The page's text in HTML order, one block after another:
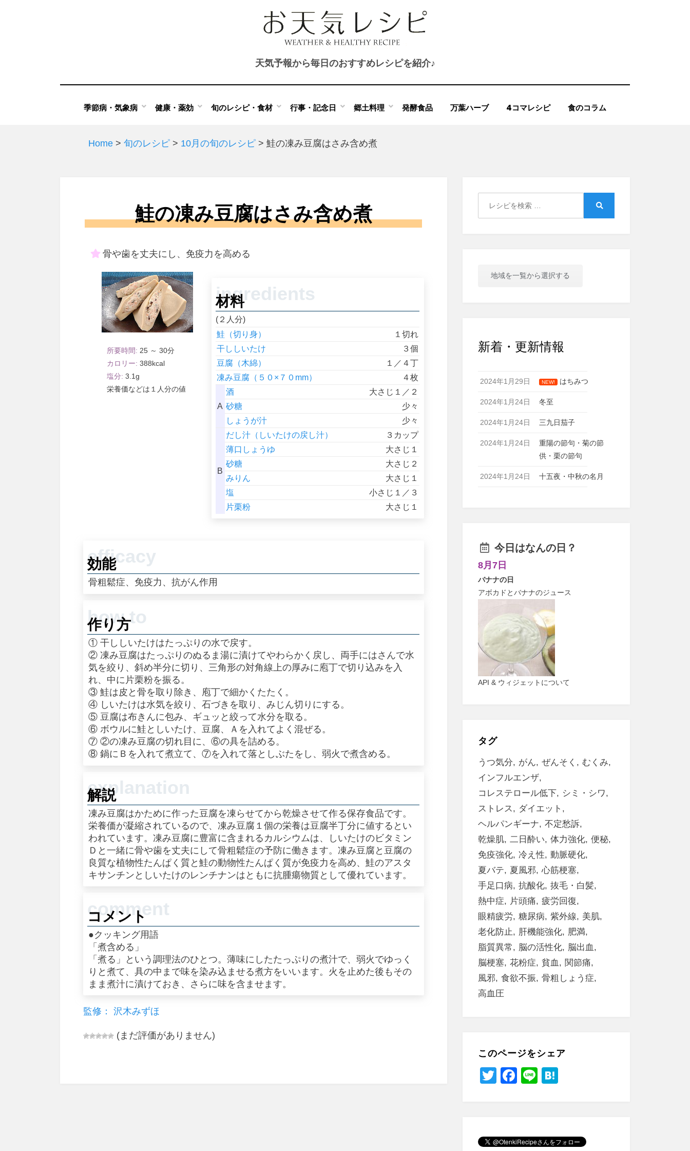
天気予報から毎日のおすすめレシピを紹介♪
季節病・気象病 健康・薬効 旬のレシピ・食材 行事・記念日 郷土料理 発酵食品 万葉ハーブ 4コマレシピ 食のコラム
Home > 旬のレシピ > 10月の旬のレシピ > 鮭の凍み豆腐はさみ含め煮
鮭の凍み豆腐はさみ含め煮
骨や歯を丈夫にし、免疫力を高める
25 ～ 30
388
3.1
１人分
材料
(２人分)
鮭（切り身）
１切れ
干ししいたけ
３個
豆腐（木綿）
１／４丁
凍み豆腐（５０×７０mm）
４枚
A
酒
大さじ１／２
砂糖
少々
しょうが汁
少々
B
だし汁（しいたけの戻し汁）
３カップ
薄口しょうゆ
大さじ１
砂糖
大さじ２
みりん
大さじ１
塩
小さじ１／３
片栗粉
大さじ１
効能
骨粗鬆症、免疫力、抗がん作用
作り方
① 干ししいたけはたっぷりの水で戻す。
② 凍み豆腐はたっぷりのぬるま湯に漬けてやわらかく戻し、両手にはさんで水
気を絞り、斜め半分に切り、三角形の対角線上の厚みに庖丁で切り込みを入
れ、中に片栗粉を振る。
③ 鮭は皮と骨を取り除き、庖丁で細かくたたく。
④ しいたけは水気を絞り、石づきを取り、みじん切りにする。
⑤ 豆腐は布きんに包み、ギュッと絞って水分を取る。
⑥ ボウルに鮭としいたけ、豆腐、Ａを入れてよく混ぜる。
⑦ ②の凍み豆腐の切れ目に、⑥の具を詰める。
⑧ 鍋にＢを入れて煮立て、⑦を入れて落としぶたをし、弱火で煮含める。
解説
凍み豆腐はかために作った豆腐を凍らせてから乾燥させて作る保存食品です。
栄養価が凝縮されているので、凍み豆腐１個の栄養は豆腐半丁分に値するとい
われています。凍み豆腐に豊富に含まれるカルシウムは、しいたけのビタミン
Ｄと一緒に骨や歯を丈夫にして骨粗鬆症の予防に働きます。凍み豆腐と豆腐の
良質な植物性たんぱく質と鮭の動物性たんぱく質が免疫力を高め、鮭のアスタ
キサンチンとしいたけのレンチナンはともに抗腫瘍物質として優れています。
コメント
●クッキング用語
「煮含める」
「煮る」という調理法のひとつ。薄味にしたたっぷりの煮汁で、弱火でゆっく
りと煮て、具の中まで味を染み込ませる煮方をいいます。火を止めた後もその
まま煮汁に漬けておき、さらに味を含ませます。
監修： 沢木みずほ
(まだ評価がありません)
地域を一覧から選択する
新着・更新情報
2024年1月29日 NEW! はちみつ
2024年1月24日 冬至
2024年1月24日 三九日茄子
2024年1月24日
重陽の節句・菊の節
供・栗の節句
2024年1月24日 十五夜・中秋の名月
今日はなんの日？
8月7日
バナナの日
アボカドとバナナのジュース
API & ウィジェットについて
タグ
うつ気分 がん ぜんそく
むくみ
インフルエンザ
コレステロール低下
シミ・シワ
ストレス
ダイエット
ヘルパンギーナ
不定愁訴
乾燥肌 二日酔い 体力強化 便秘
免疫強化 冷え性
動脈硬化
夏バテ
夏風邪
心筋梗塞
手足口病
抗酸化 抜毛・白髪
熱中症
片頭痛
疲労回復
眼精疲労
糖尿病 紫外線
美肌
老化防止
肝機能強化
肥満
脂質異常
脳の活性化
脳出血
脳梗塞
花粉症 貧血
関節痛
風邪
食欲不振
骨粗しょう症
高血圧
このページをシェア
T
F
b
Li
a